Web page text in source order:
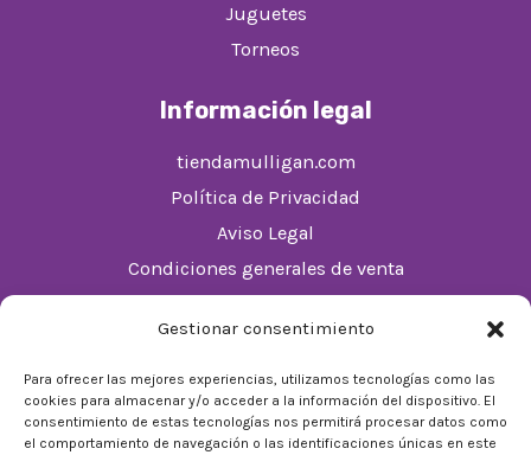
Gestionar consentimiento
Para ofrecer las mejores experiencias, utilizamos tecnologías como las
cookies para almacenar y/o acceder a la información del dispositivo. El
consentimiento de estas tecnologías nos permitirá procesar datos como
el comportamiento de navegación o las identificaciones únicas en este
Juguetes
Torneos
Información legal
tiendamulligan.com
Política de Privacidad
Aviso Legal
Condiciones generales de venta
De Lunes a Domingos de 10:00 a 22:00